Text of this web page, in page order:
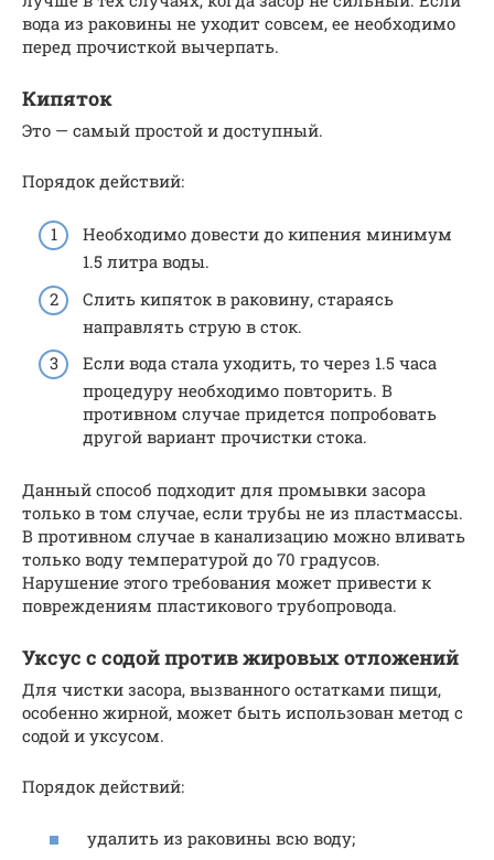
вода из раковины не уходит совсем, ее необходимо
перед прочисткой вычерпать.
Кипяток
Это — самый простой и доступный.
Порядок действий:
Необходимо довести до кипения минимум
1.5 литра воды.
Слить кипяток в раковину, стараясь
направлять струю в сток.
Если вода стала уходить, то через 1.5 часа
процедуру необходимо повторить. В
противном случае придется попробовать
другой вариант прочистки стока.
Данный способ подходит для промывки засора
только в том случае, если трубы не из пластмассы.
В противном случае в канализацию можно вливать
только воду температурой до 70 градусов.
Нарушение этого требования может привести к
повреждениям пластикового трубопровода.
Уксус с содой против жировых отложений
Для чистки засора, вызванного остатками пищи,
особенно жирной, может быть использован метод с
содой и уксусом.
Порядок действий:
удалить из раковины всю воду;